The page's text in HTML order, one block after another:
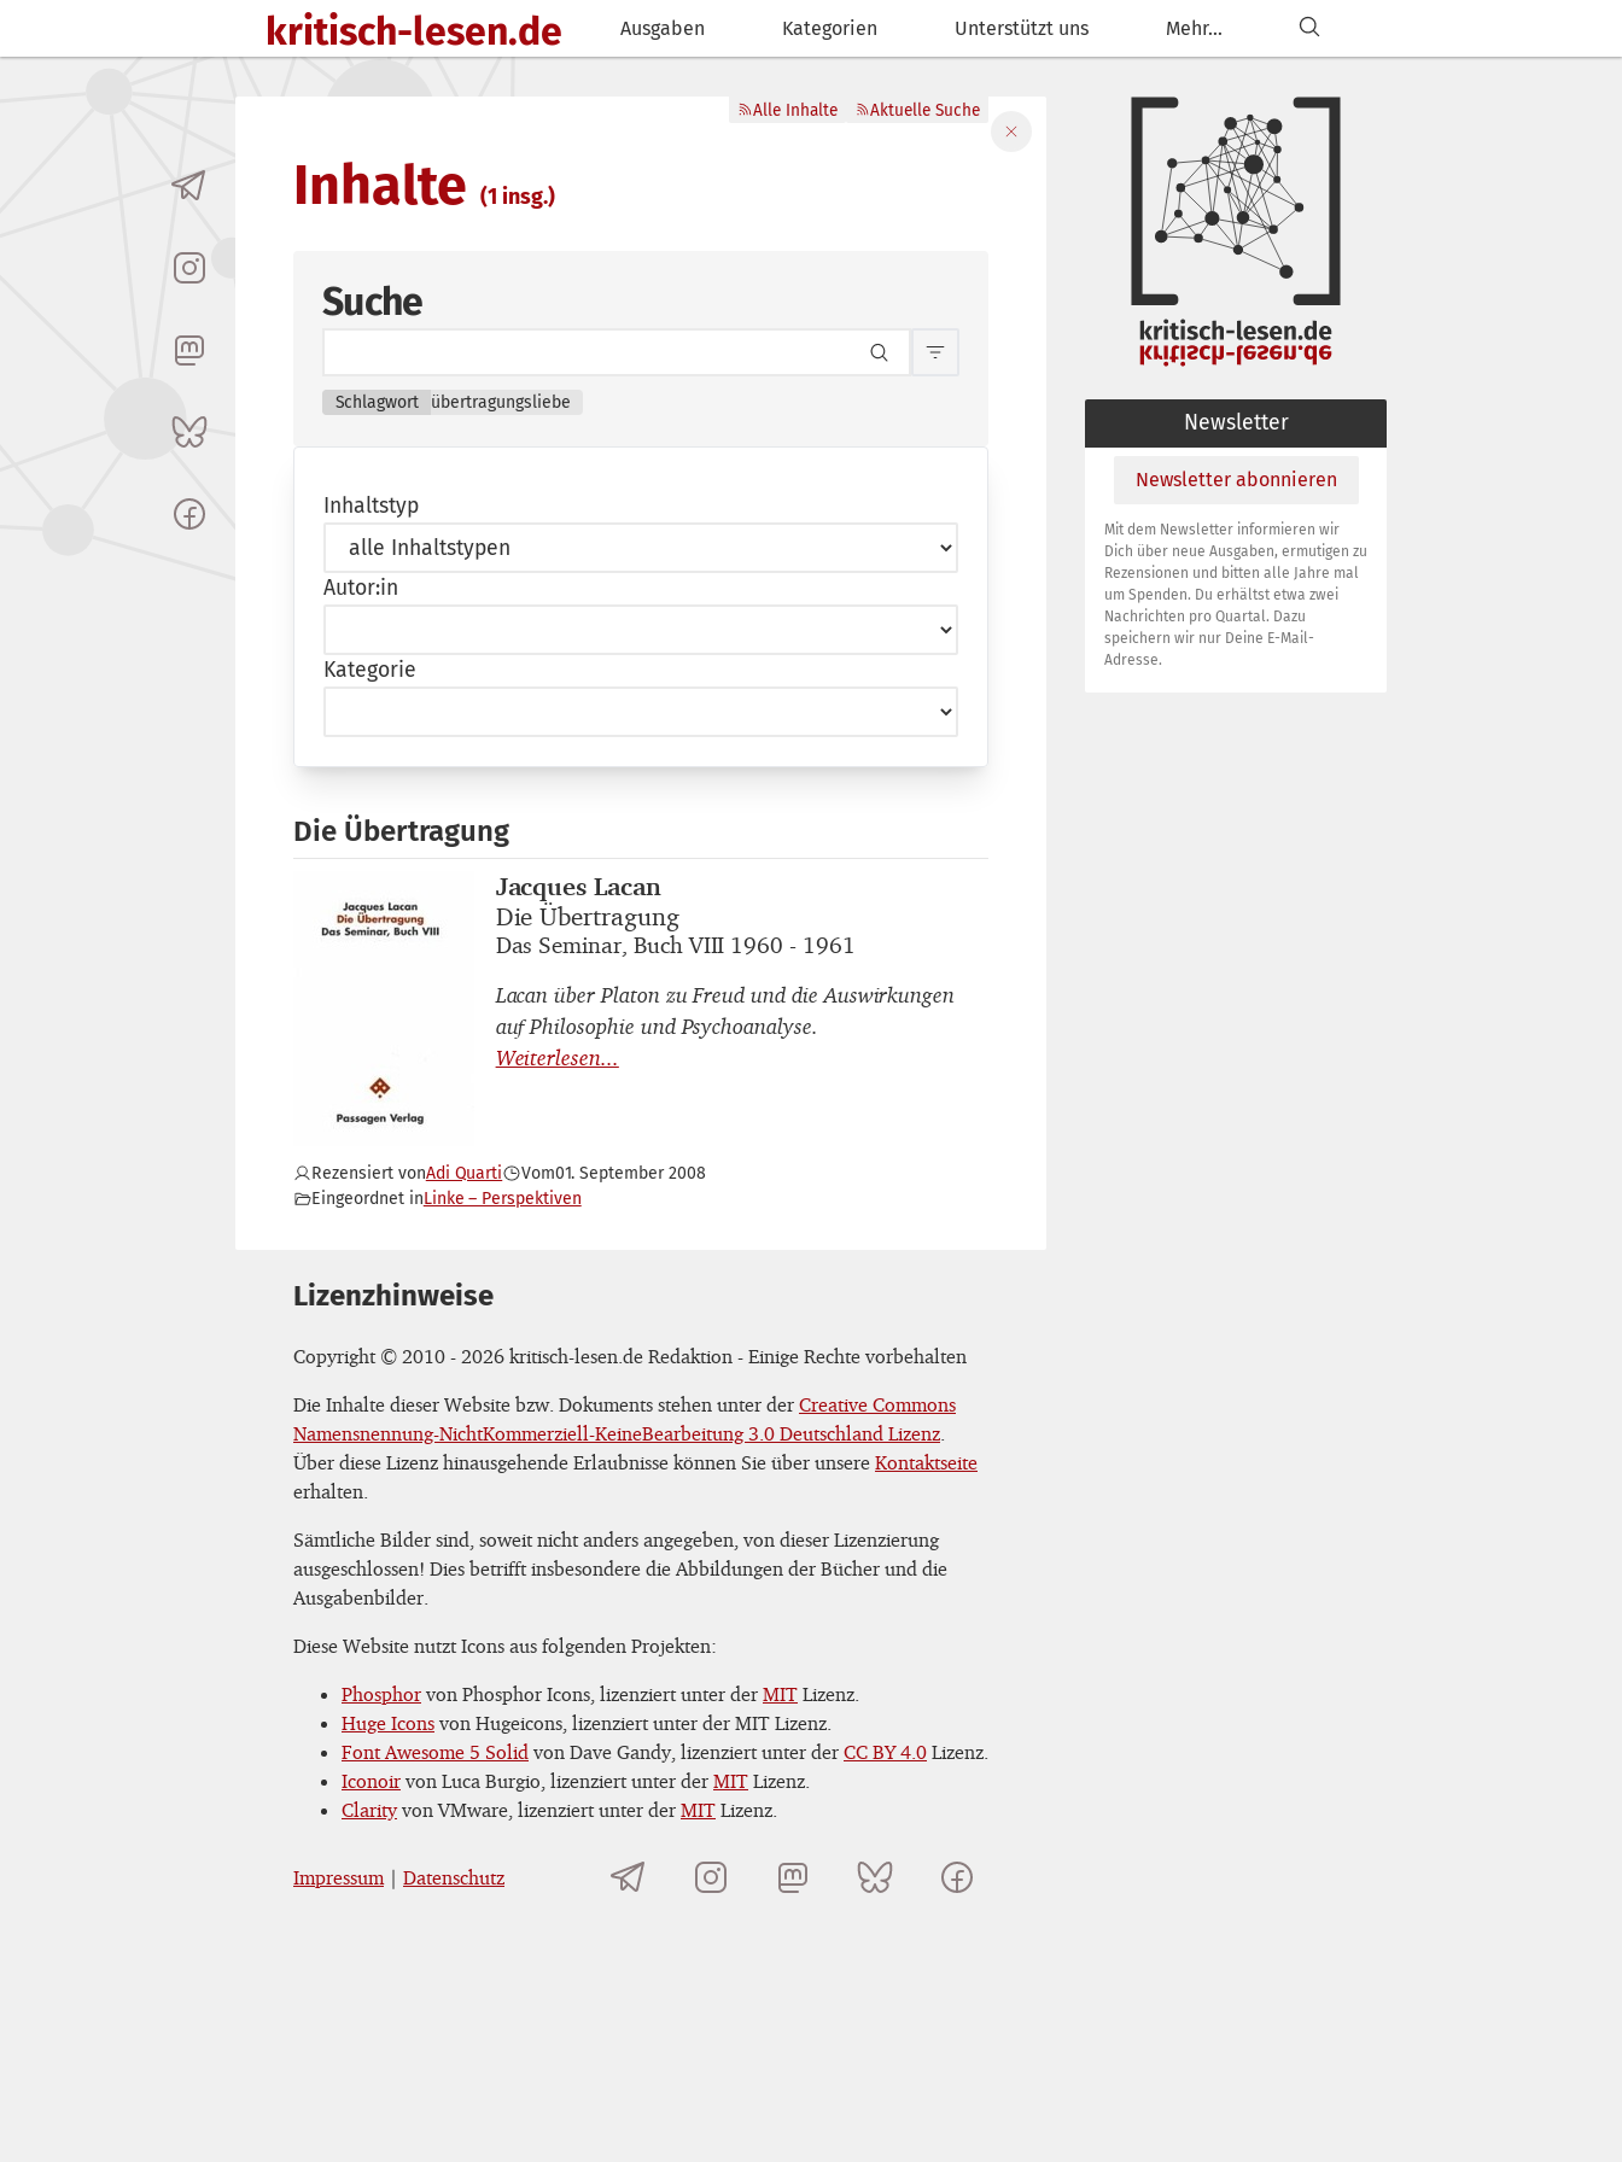
kritisch-lesen.de Ausgaben Kategorien Unterstützt uns Mehr...
Inhalte (1 insg.)
Alle Inhalte Aktuelle Suche
Suche
Inhaltsfilterung anpassen
Schlagwort übertragungsliebe
Filter schließen
Inhaltstyp
Autor:in
Kategorie
Die Übertragung
Buchautor_innen
Jacques Lacan
Buchtitel
Die Übertragung
Buchuntertitel
Das Seminar, Buch VIII 1960 - 1961
Lacan über Platon zu Freud und die Auswirkungen
auf Philosophie und Psychoanalyse.
Rezensiert vonAdi Quarti Vom01. September 2008
Eingeordnet inLinke – Perspektiven
Lizenzhinweise
Copyright © 2010 - 2026 kritisch-lesen.de Redaktion - Einige Rechte vorbehalten
Die Inhalte dieser Website bzw. Dokuments stehen unter der Creative Commons
Namensnennung-NichtKommerziell-KeineBearbeitung 3.0 Deutschland Lizenz
Über diese Lizenz hinausgehende Erlaubnisse können Sie über unsere Kontaktseite
erhalten.
Sämtliche Bilder sind, soweit nicht anders angegeben, von dieser Lizenzierung
ausgeschlossen! Dies betrifft insbesondere die Abbildungen der Bücher und die
Ausgabenbilder.
Diese Website nutzt Icons aus folgenden Projekten:
Phosphor von Phosphor Icons, lizenziert unter der MIT Lizenz.
Huge Icons von Hugeicons, lizenziert unter der MIT Lizenz.
Font Awesome 5 Solid von Dave Gandy, lizenziert unter der CC BY 4.0 Lizenz.
Iconoir von Luca Burgio, lizenziert unter der MIT Lizenz.
Clarityvon VMware, lizenziert unter der MIT Lizenz.
Impressum | Datenschutz
Newsletter
Newsletter abonnieren
Mit dem Newsletter informieren wir
Dich über neue Ausgaben, ermutigen zu
Rezensionen und bitten alle Jahre mal
um Spenden. Du erhältst etwa zwei
Nachrichten pro Quartal. Dazu
speichern wir nur Deine E-Mail-
Adresse.